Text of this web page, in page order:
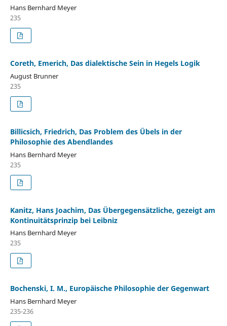
Hans Bernhard Meyer
235
Coreth, Emerich, Das dialektische Sein in Hegels Logik
August Brunner
235
Billicsich, Friedrich, Das Problem des Übels in der
Philosophie des Abendlandes
Hans Bernhard Meyer
235
Kanitz, Hans Joachim, Das Übergegensätzliche, gezeigt am
Kontinuitätsprinzip bei Leibniz
Hans Bernhard Meyer
235
Bochenski, I. M., Europäische Philosophie der Gegenwart
Hans Bernhard Meyer
235-236